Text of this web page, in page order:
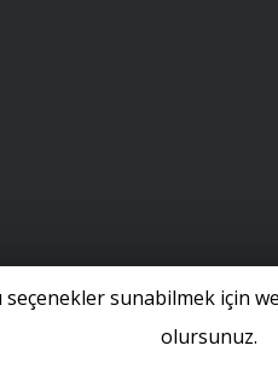
seçenekler sunabilmek için
olursunuz.